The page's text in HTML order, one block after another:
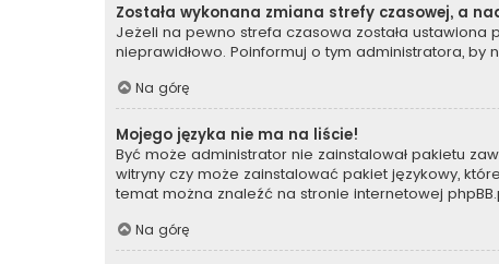
Została wykonana zmiana strefy czasowej, a
Jeżeli na pewno strefa czasowa została ustawiona
nieprawidłowo. Poinformuj o tym administratora, by
Na górę
Mojego języka nie ma na liście!
Być może administrator nie zainstalował pakietu
witryny czy może zainstalować pakiet językowy,
temat można znaleźć na stronie internetowej
Na górę